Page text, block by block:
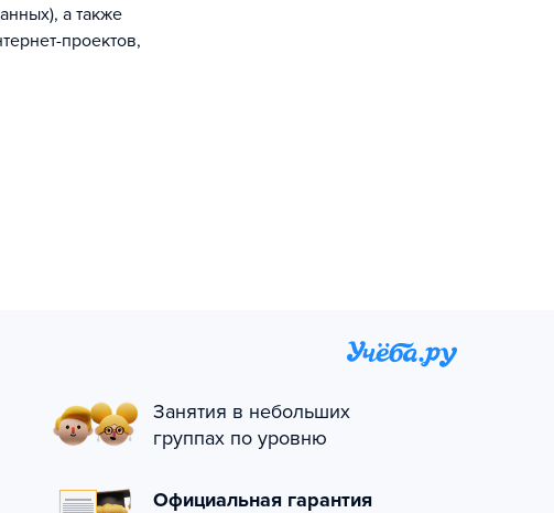
а также
проектов,
Занятия в небольших
группах по уровню
Официальная гарантия